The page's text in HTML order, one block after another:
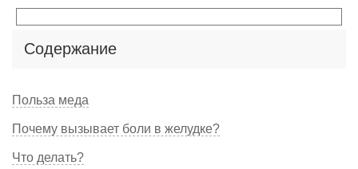
Содержание
Польза меда
Почему вызывает боли в желудке?
Что делать?